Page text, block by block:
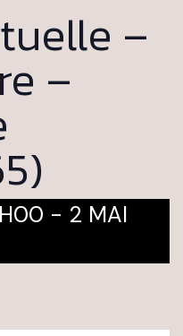
–
–
- 2 MAI